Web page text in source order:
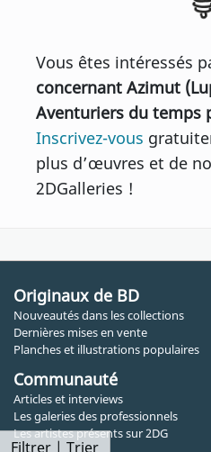
Filtrer | Trier
Vous êtes intéressés
concernant Azimut
Aventuriers du temps
Inscrivez-vous
plus d’œuvres et de
2DGalleries !
Originaux de BD
Nouveautés dans les collections
Dernières mises en vente
Planches et illustrations populaires
Communauté
Articles et interviews
Les galeries des professionnels
Les artistes présents sur 2DG